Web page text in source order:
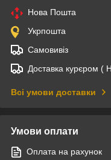
Нова Пошта
Укрпошта
Самовивіз
Доставка курєром (
Всі умови доставки
Умови оплати
Оплата на рахунок